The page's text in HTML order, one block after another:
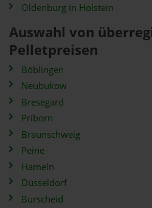
Oldenburg in Holstein
Auswahl von
Pelletpreisen
Böblingen
Neubukow
Bresegard
Priborn
Braunschweig
Peine
Hameln
Düsseldorf
Burscheid